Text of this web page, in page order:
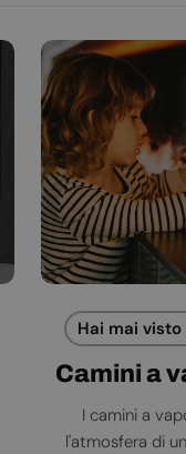
Hai mai
Camini a
I camini a
l'atmosfera di